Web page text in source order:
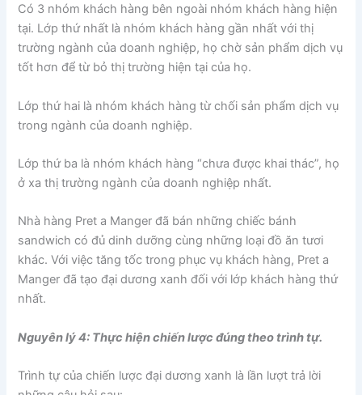
Có 3 nhóm khách hàng bên ngoài nhóm khách hàng hiện
tại. Lớp thứ nhất là nhóm khách hàng gần nhất với thị
trường ngành của doanh nghiệp, họ chờ sản phẩm dịch vụ
tốt hơn để từ bỏ thị trường hiện tại của họ.
Lớp thứ hai là nhóm khách hàng từ chối sản phẩm dịch vụ
trong ngành của doanh nghiệp.
Lớp thứ ba là nhóm khách hàng “chưa được khai thác”, họ
ở xa thị trường ngành của doanh nghiệp nhất.
Nhà hàng Pret a Manger đã bán những chiếc bánh
sandwich có đủ dinh dưỡng cùng những loại đồ ăn tươi
khác. Với việc tăng tốc trong phục vụ khách hàng, Pret a
Manger đã tạo đại dương xanh đối với lớp khách hàng thứ
nhất.
Nguyên lý 4: Thực hiện chiến lược đúng theo trình tự.
Trình tự của chiến lược đại dương xanh là lần lượt trả lời